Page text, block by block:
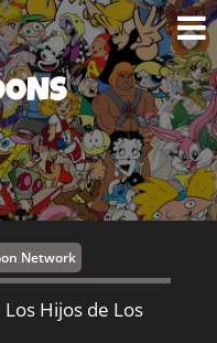
Network
Los Hijos de Los